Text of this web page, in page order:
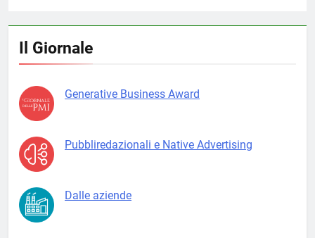
Il Giornale
Generative Business Award
Pubbliredazionali e Native Advertising
Dalle aziende